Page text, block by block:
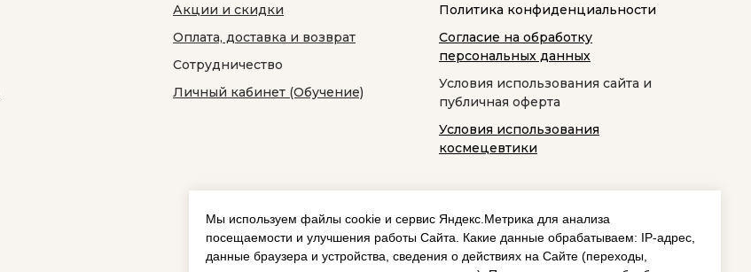
Мы используем файлы cookie и сервис Яндекс.Метрика для анализа
посещаемости и улучшения работы Сайта. Какие данные обрабатываем: IP‑адрес,
данные браузера и устройства, сведения о действиях на Сайте (переходы,
Акции и скидки
Оплата, доставка и возврат
Сотрудничество
Личный кабинет (Обучение)
Политика конфиденциальности
Согласие на обработку
персональных данных
Условия использования сайта и
публичная оферта
Условия использования
космецевтики